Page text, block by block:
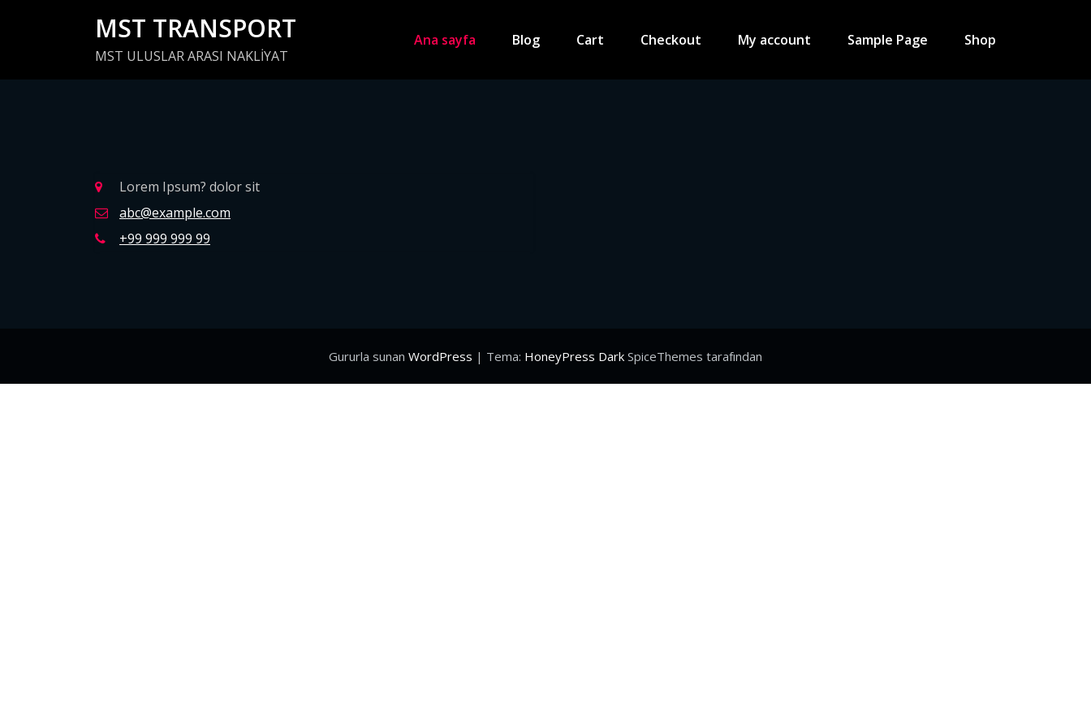
MST TRANSPORT
MST ULUSLAR ARASI NAKLİYAT
Ana sayfa Blog Cart Checkout My account Sample Page Shop
Lorem Ipsum? dolor sit
abc@example.com
+99 999 999 99
Gururla sunan WordPress | Tema: HoneyPress Dark SpiceThemes tarafından